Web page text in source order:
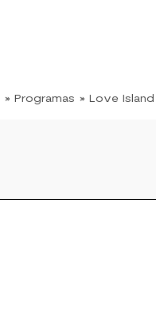
» Programas » Love Island